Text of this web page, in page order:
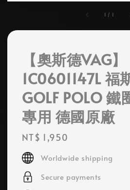
1 / 1
【奧斯德VAG】
1C0601147L 福
GOLF POLO 鐵
專用 德國原廠
Regular
price
NT$ 1,950
Worldwide shipping
Secure payments